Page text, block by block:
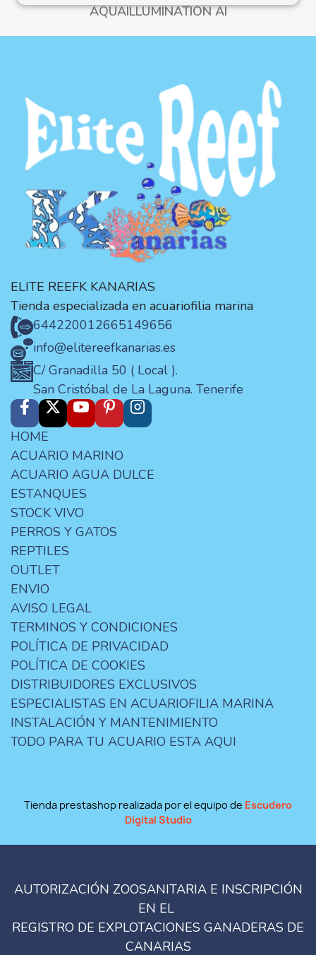
AQUAILLUMINATION AI
ELITE REEFK KANARIAS
Tienda especializada en acuariofilia marina
644220012665149656
info@elitereefkanarias.es
C/ Granadilla 50 ( Local ).
San Cristóbal de La Laguna. Tenerife
HOME
ACUARIO MARINO
ACUARIO AGUA DULCE
ESTANQUES
STOCK VIVO
PERROS Y GATOS
REPTILES
OUTLET
ENVIO
AVISO LEGAL
TERMINOS Y CONDICIONES
POLÍTICA DE PRIVACIDAD
POLÍTICA DE COOKIES
DISTRIBUIDORES EXCLUSIVOS
ESPECIALISTAS EN ACUARIOFILIA MARINA
INSTALACIÓN Y MANTENIMIENTO
TODO PARA TU ACUARIO ESTA AQUI
Tienda prestashop realizada por el equipo de Escudero
Digital Studio
AUTORIZACIÓN ZOOSANITARIA E INSCRIPCIÓN
EN EL
REGISTRO DE EXPLOTACIONES GANADERAS DE
CANARIAS